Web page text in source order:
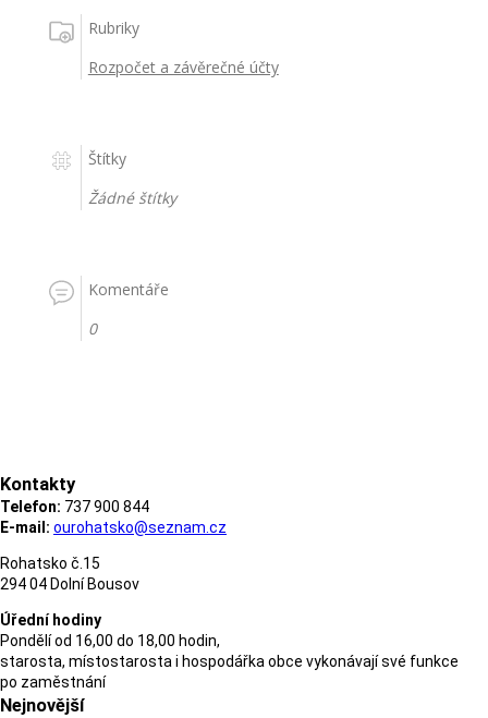
Rubriky
Rozpočet a závěrečné účty
Štítky
Žádné štítky
Komentáře
0
Kontakty
Telefon: 737 900 844
E-mail: ourohatsko@seznam.cz
Rohatsko č.15
294 04 Dolní Bousov
Úřední hodiny
Pondělí od 16,00 do 18,00 hodin,
starosta, místostarosta i hospodářka obce vykonávají své funkce
po zaměstnání
Nejnovější